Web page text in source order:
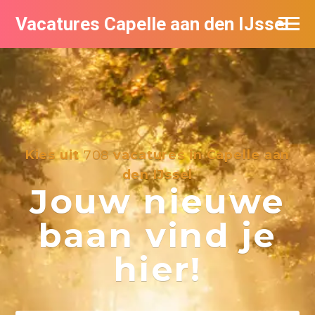
Vacatures Capelle aan den IJssel
Kies uit708vacatures in Capelle aan
den IJssel
Jouw nieuwe
baan vind je
hier!